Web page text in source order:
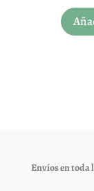
Envíos en